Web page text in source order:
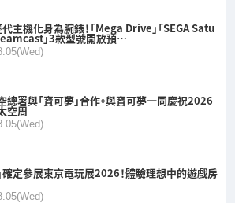
主機化身為腕錶！「Mega Drive」「SEGA Satu
」3款型號開放預…
總署與「寶可夢」合作。與寶可夢一同慶祝2026
空周
確定參展東京電玩展2026！體驗理想中的遊戲房